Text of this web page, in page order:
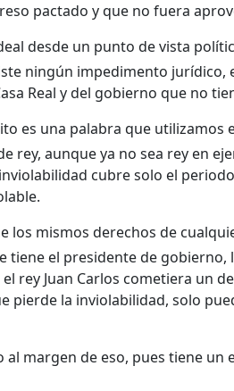
pactado y que no fuera
desde un punto de vista
ningún impedimento jurídico,
Real y del gobierno que no
es una palabra que utilizamos
rey, aunque ya no sea rey en
cubre solo el
los mismos derechos de
tiene el presidente de
el rey Juan Carlos cometiera
pierde la inviolabilidad, solo
al margen de eso, pues tiene un